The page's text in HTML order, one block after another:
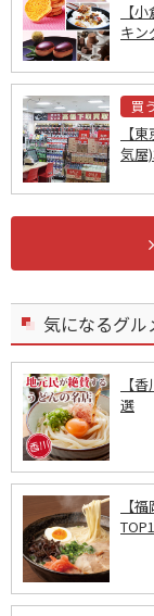
【
キン
買う
【
気屋
気になるグル
【
選
【